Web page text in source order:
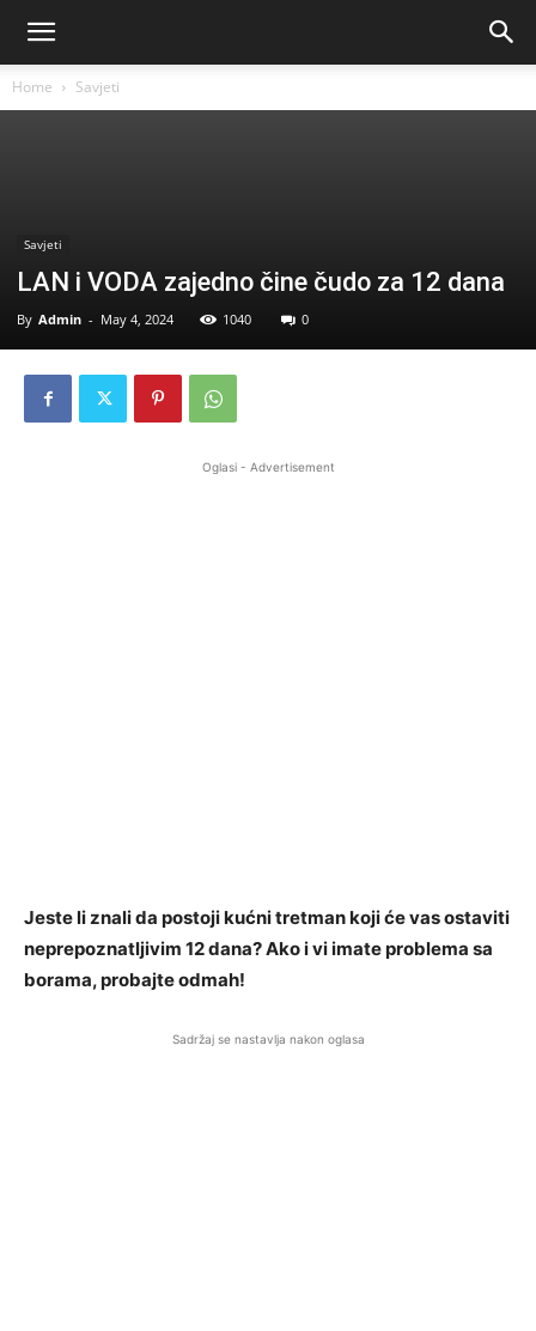
Home Savjeti
Savjeti
LAN i VODA zajedno čine čudo za 12 dana
By Admin - May 4, 2024 1040 0
Oglasi - Advertisement
Jeste li znali da postoji kućni tretman koji će vas ostaviti
neprepoznatljivim 12 dana? Ako i vi imate problema sa
borama, probajte odmah!
Sadržaj se nastavlja nakon oglasa